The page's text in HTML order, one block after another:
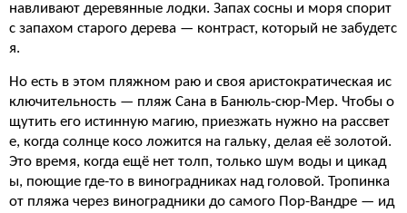
навливают деревянные лодки. Запах сосны и моря спорит
с запахом старого дерева — контраст, который не забудетс
я.
Но есть в этом пляжном раю и своя аристократическая ис
ключительность — пляж Сана в Банюль-сюр-Мер. Чтобы о
щутить его истинную магию, приезжать нужно на рассвет
е, когда солнце косо ложится на гальку, делая её золотой.
Это время, когда ещё нет толп, только шум воды и цикад
ы, поющие где-то в виноградниках над головой. Тропинка
от пляжа через виноградники до самого Пор-Вандре — ид